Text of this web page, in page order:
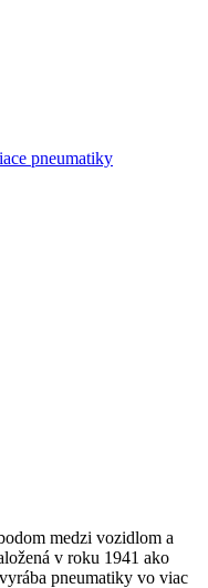
pneumatiky
medzi vozidlom a
v roku 1941 ako
pneumatiky vo viac